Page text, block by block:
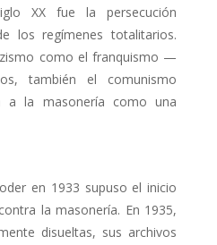
XX fue la persecución
los regímenes totalitarios.
como el franquismo —
también el comunismo
a la masonería como una
en 1933 supuso el inicio
la masonería. En 1935,
disueltas, sus archivos